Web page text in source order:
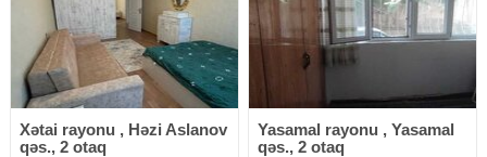
Xətai rayonu , Həzi Aslanov
qəs., 2 otaq
Yasamal rayonu , Yasamal
qəs., 2 otaq